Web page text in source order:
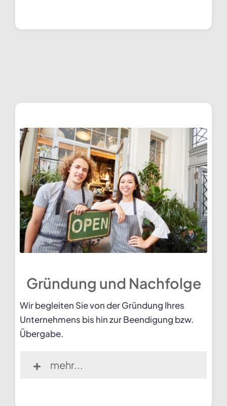
Gründung und Nachfolge
Wir begleiten Sie von der Gründung Ihres
Unternehmens bis hin zur Beendigung bzw.
Übergabe.
mehr...